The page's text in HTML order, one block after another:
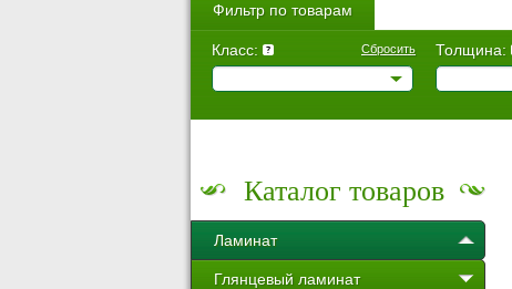
Фильтр по товарам
Сбросить
Класс: Толщина:
Каталог товаров
Ламинат
Глянцевый ламинат